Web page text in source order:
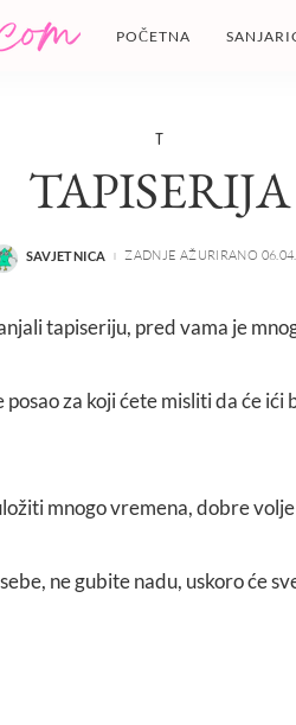
POČETNA
T
TAPISERIJA
POSTED
SAVJETNICA ZADNJE AŽURIRANO
tapiseriju, pred vama je
posao za koji ćete misliti da će
mnogo vremena, dobre
ne gubite nadu, uskoro će